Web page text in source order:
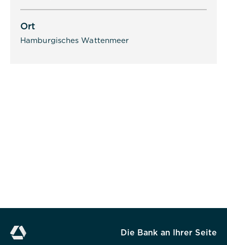
Ort
Hamburgisches Wattenmeer
Die Bank an Ihrer Seite
Dauer:
Beschreibung: